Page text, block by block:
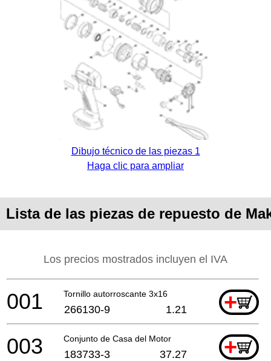
Dibujo técnico de las piezas 1
Haga clic para ampliar
Lista de las piezas de repuesto de
Los precios mostrados incluyen el IVA
Tornillo autorroscante 3x16 +
001 266130-9 1.21
Conjunto de Casa del Motor +
003 183733-3 37.27